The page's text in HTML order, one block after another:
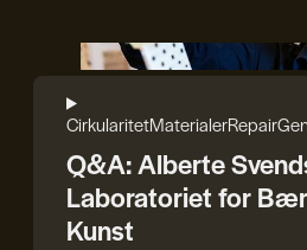
Søren Svendsen
CirkularitetMaterialerRepair
Q&A: Alberte
Laboratoriet for
Kunst